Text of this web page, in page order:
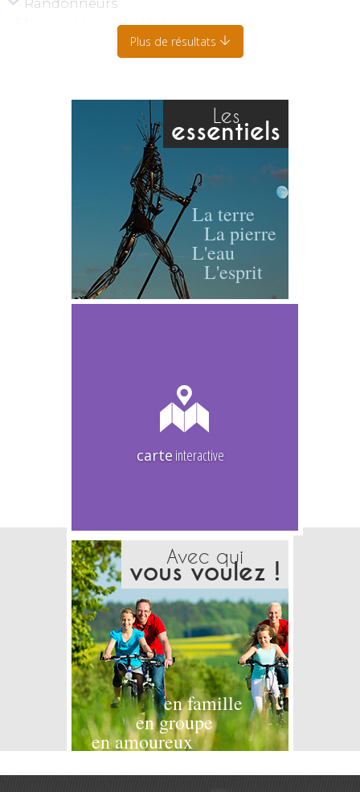
Randonneurs
Niveau bleu - Modéré
Plus de résultats
Les
essentiels
La terre
La pierre
L'eau
L'esprit
carte interactive
Avec qui
vous voulez !
en famille
en groupe
en amoureux